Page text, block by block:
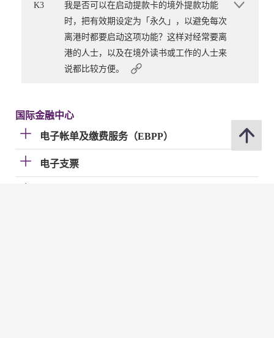
K3
我是否可以在启动提款卡的境外提款功能
时，把有效期设定为「永久」，以避免每次
离港时都要启动这项功能？这样对经常要离
港的人士，以及在境外读书或工作的人士来
说都比较方便。
国际金融中心
电子帐单及缴费服务（EBPP）
电子支票